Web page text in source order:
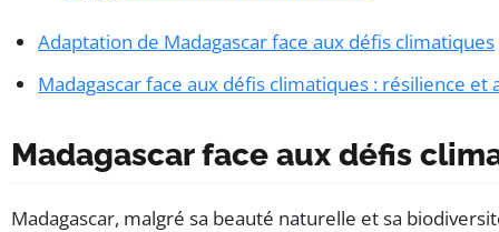
Adaptation de Madagascar face aux défis climatiques
Madagascar face aux défis climatiques : résilience et
Madagascar face aux défis
Madagascar, malgré sa beauté naturelle et sa